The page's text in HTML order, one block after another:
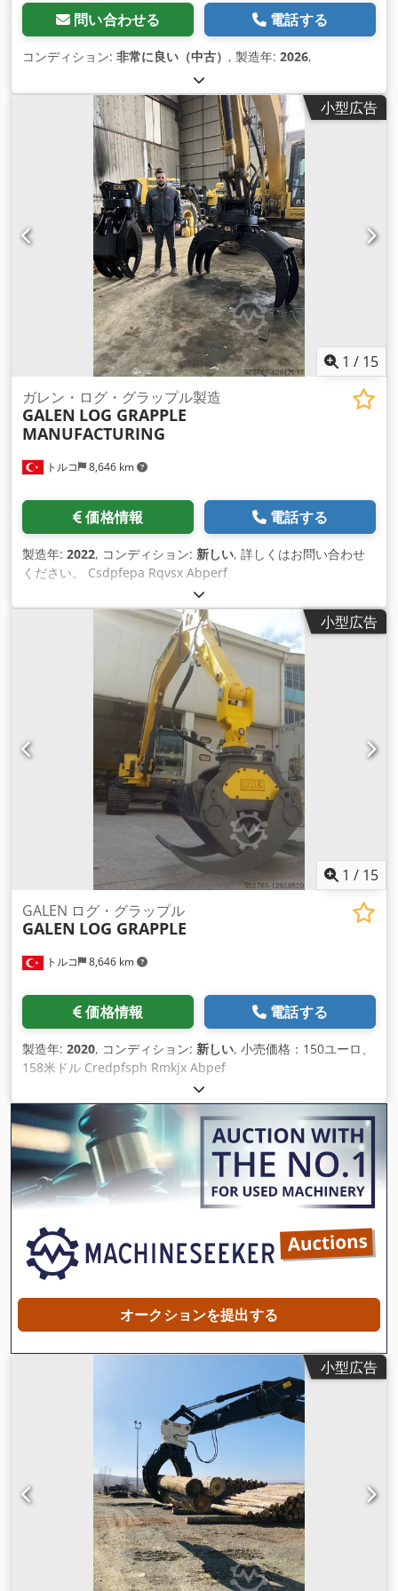
問い合わせる 電話する
コンディション: 非常に良い（中古） , 製造年: 2026,
小型広告
1 / 15
トルコ 8,646 km
ガレン・ログ・グラップル製造
GALEN LOG GRAPPLE
MANUFACTURING
価格情報 電話する
製造年: 2022, コンディション: 新しい, 詳しくはお問い合わせ
ください。 Csdpfepa Rqvsx Abperf
小型広告
1 / 15
トルコ 8,646 km
GALEN ログ・グラップル
GALEN LOG GRAPPLE
価格情報 電話する
製造年: 2020, コンディション: 新しい, 小売価格：150ユーロ、
158米ドル Credpfsph Rmkjx Abpef
オークションを提出する
小型広告